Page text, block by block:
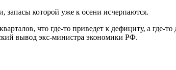
запасы которой уже к осени исчерпаются.
что где-то приведет к дефициту, а где-
вывод экс-министра экономики РФ.